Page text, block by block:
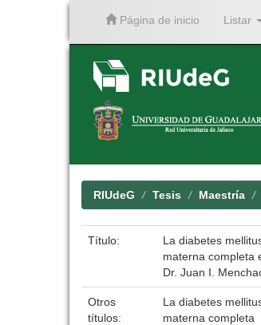
Página de inicio Listar
RIUdeG Tesis Maestría
Título:
La diabetes
materna completa
Dr. Juan I.
Otros
títulos:
La diabetes
materna completa